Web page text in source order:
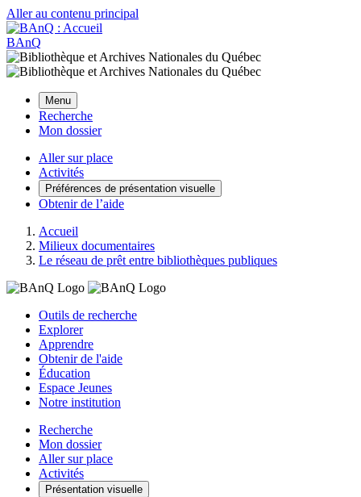
Aller au contenu principal
BAnQ
Menu
Recherche
Mon dossier
Aller sur place
Activités
Préférences de présentation visuelle
Obtenir de l’aide
Accueil
Milieux documentaires
Le réseau de prêt entre bibliothèques publiques
Outils de recherche
Explorer
Apprendre
Obtenir de l'aide
Éducation
Espace Jeunes
Notre institution
Recherche
Mon dossier
Aller sur place
Activités
Présentation visuelle